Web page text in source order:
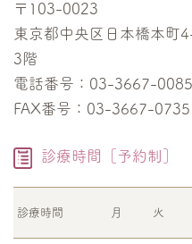
〒103-0023
東京都中央区日本橋本町
3階
電話番号：03-3667-0085
FAX番号：03-3667-0735
診療時間［予約制］
診療時間 月 火